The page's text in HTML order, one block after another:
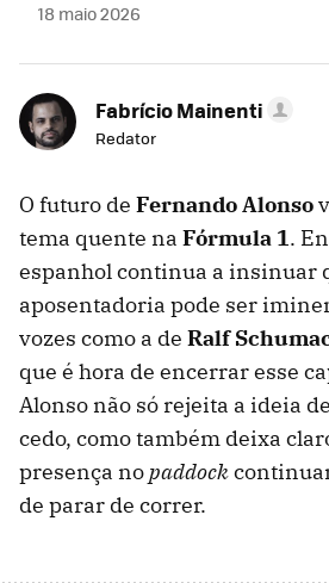
18 maio 2026
Fabrício Mainenti
Redator
O futuro de Fernando Alonso
tema quente na Fórmula 1.
espanhol continua a insinuar
aposentadoria pode ser
vozes como a de Ralf
que é hora de encerrar esse
Alonso não só rejeita a ideia
cedo, como também deixa
presença nopaddock
de parar de correr.